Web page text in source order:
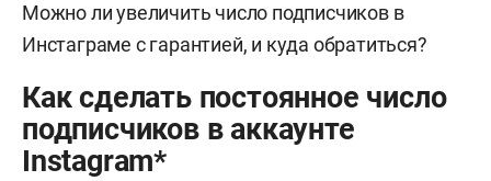
Можно ли увеличить число подписчиков в
Инстаграме с гарантией, и куда обратиться?
Как сделать постоянное число
подписчиков в аккаунте
Instagram*